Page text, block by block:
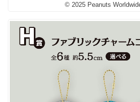
© 2025 Peanuts